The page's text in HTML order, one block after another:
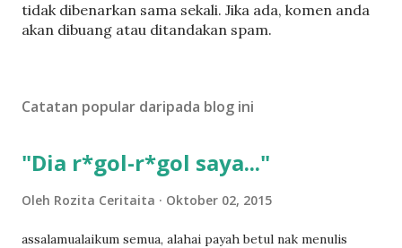
a
t
l
tidak dibenarkan sama sekali. Jika ada, komen anda
akan dibuang atau ditandakan spam.
Catatan popular daripada blog ini
"Dia r*gol-r*gol saya..."
Oleh Rozita Ceritaita Oktober 02, 2015
assalamualaikum semua, alahai payah betul nak menulis